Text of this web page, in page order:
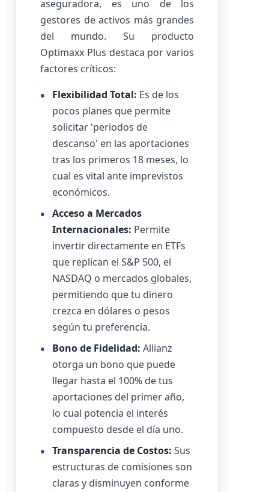
aseguradora, es uno de los
gestores de activos más grandes
del mundo. Su producto
Optimaxx Plus destaca por varios
factores críticos:
Flexibilidad Total: Es de los
pocos planes que permite
solicitar 'periodos de
descanso' en las aportaciones
tras los primeros 18 meses, lo
cual es vital ante imprevistos
económicos.
Acceso a Mercados
Internacionales: Permite
invertir directamente en ETFs
que replican el S&P 500, el
NASDAQ o mercados globales,
permitiendo que tu dinero
crezca en dólares o pesos
según tu preferencia.
Bono de Fidelidad: Allianz
otorga un bono que puede
llegar hasta el 100% de tus
aportaciones del primer año,
lo cual potencia el interés
compuesto desde el día uno.
Transparencia de Costos: Sus
estructuras de comisiones son
claras y disminuyen conforme